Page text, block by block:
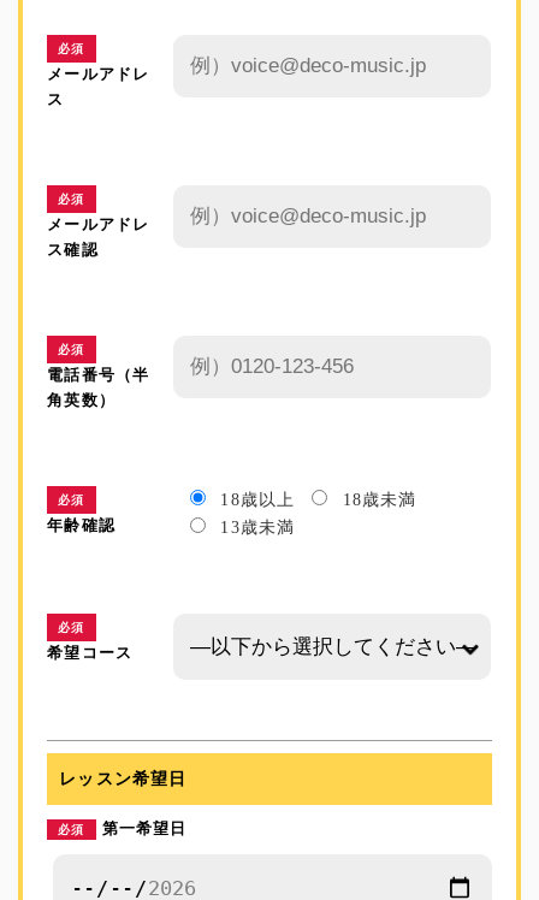
必須
メールアドレ
ス
必須
メールアドレ
ス確認
必須
電話番号（半
角英数）
必須
年齢確認
18歳以上
18歳未満
13歳未満
必須
希望コース
レッスン希望日
必須 第一希望日